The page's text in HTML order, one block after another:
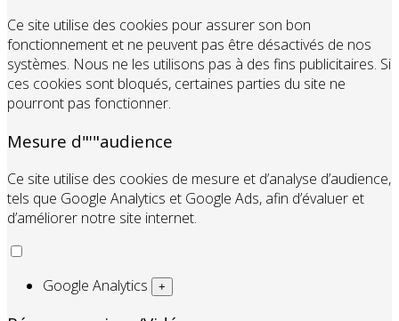
Ce site utilise des cookies pour assurer son bon
fonctionnement et ne peuvent pas être désactivés de nos
systèmes. Nous ne les utilisons pas à des fins publicitaires. Si
ces cookies sont bloqués, certaines parties du site ne
pourront pas fonctionner.
Mesure d"'"audience
Ce site utilise des cookies de mesure et d’analyse d’audience,
tels que Google Analytics et Google Ads, afin d’évaluer et
d’améliorer notre site internet.
Google Analytics +